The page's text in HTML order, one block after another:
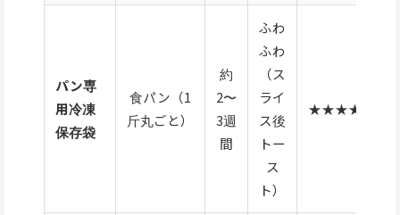
パン専
用冷凍
保存袋
食パン（1
斤丸ごと）
約
2〜
3週
間
ふわ
ふわ
（ス
ライ
ス後
トー
ス
ト）
★★★★☆